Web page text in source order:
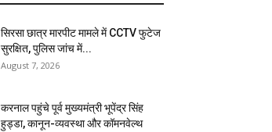
सिरसा छात्र मारपीट मामले में CCTV फुटेज
सुरक्षित, पुलिस जांच में...
August 7, 2026
करनाल पहुंचे पूर्व मुख्यमंत्री भूपेंद्र सिंह
हुड्डा, कानून-व्यवस्था और कॉमनवेल्थ